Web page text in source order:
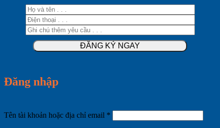
Đăng nhập
Tên tài khoản hoặc địa chỉ email *
buộc